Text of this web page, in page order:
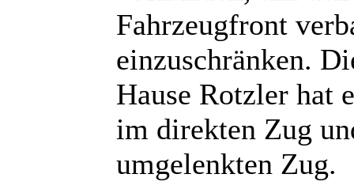
Fahrzeugfront
einzuschränken.
Hause Rotzler hat
im direkten Zug
umgelenkten Zug.